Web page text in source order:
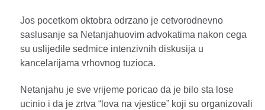
Jos pocetkom oktobra odrzano je cetvorodnevno
saslusanje sa Netanjahuovim advokatima nakon cega
su uslijedile sedmice intenzivnih diskusija u
kancelarijama vrhovnog tuzioca.
Netanjahu je sve vrijeme poricao da je bilo sta lose
ucinio i da je zrtva “lova na vjestice” koji su organizovali